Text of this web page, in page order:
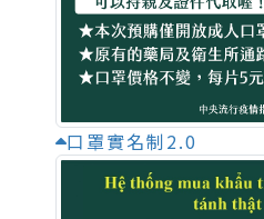
口罩實名制2.0